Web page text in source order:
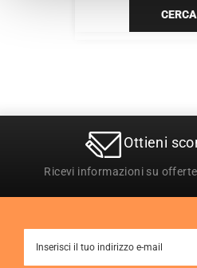
CERCA
Ottieni
Ricevi informazioni su